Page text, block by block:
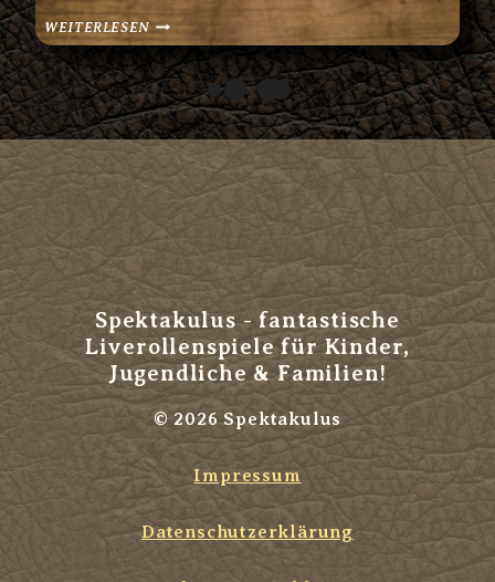
WEITERLESENNEUIGKEITEN
SEPTEMBER
2022
Spektakulus - fantastische
Liverollenspiele für Kinder,
Jugendliche & Familien!
© 2026 Spektakulus
Impressum
Datenschutzerklärung